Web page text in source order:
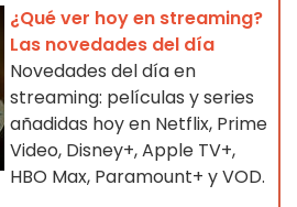
¿Qué ver hoy en streaming?
Las novedades del día
Novedades del día en
streaming: películas y series
añadidas hoy en Netflix, Prime
Video, Disney+, Apple TV+,
HBO Max, Paramount+ y VOD.